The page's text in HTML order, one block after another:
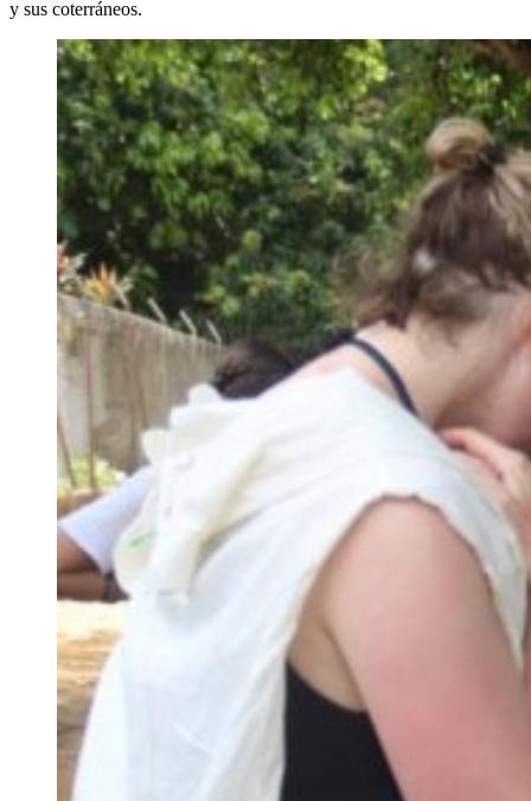
y sus coterráneos.